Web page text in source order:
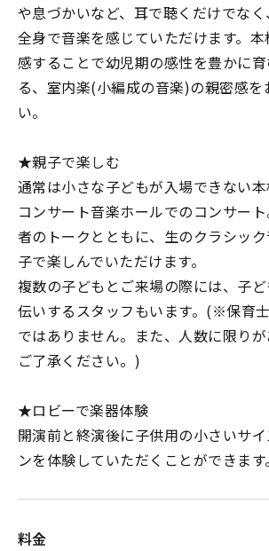
や息づかいなど、耳で聴くだけでなく
全身で音楽を感じていただけます。
感することで幼児期の感性を豊かに
る、室内楽(小編成の音楽)の親密感を
い。
★親子で楽しむ
通常は小さな子どもが入場できない
コンサート音楽ホールでのコンサー
者のトークとともに、生のクラシッ
子で楽しんでいただけます。
複数の子どもとご来場の際には、子
伝いするスタッフもいます。(※保育
ではありません。また、人数に限り
ご了承ください。)
★ロビーで楽器体験
開演前と終演後に子供用の小さいサ
ンを体験していただくことができます。
料金